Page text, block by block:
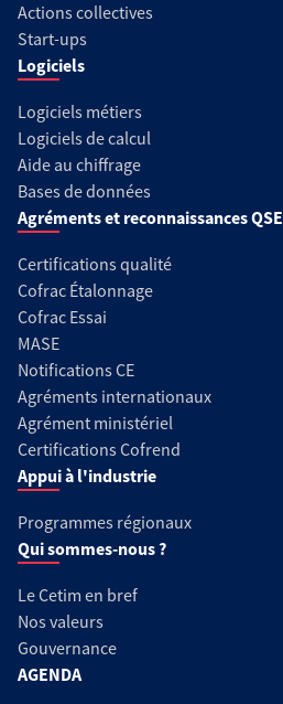
Actions collectives
Start-ups
Logiciels
Logiciels métiers
Logiciels de calcul
Aide au chiffrage
Bases de données
Agréments et reconnaissances QSE
Certifications qualité
Cofrac Étalonnage
Cofrac Essai
MASE
Notifications CE
Agréments internationaux
Agrément ministériel
Certifications Cofrend
Appui à l'industrie
Programmes régionaux
Qui sommes-nous ?
Le Cetim en bref
Nos valeurs
Gouvernance
AGENDA